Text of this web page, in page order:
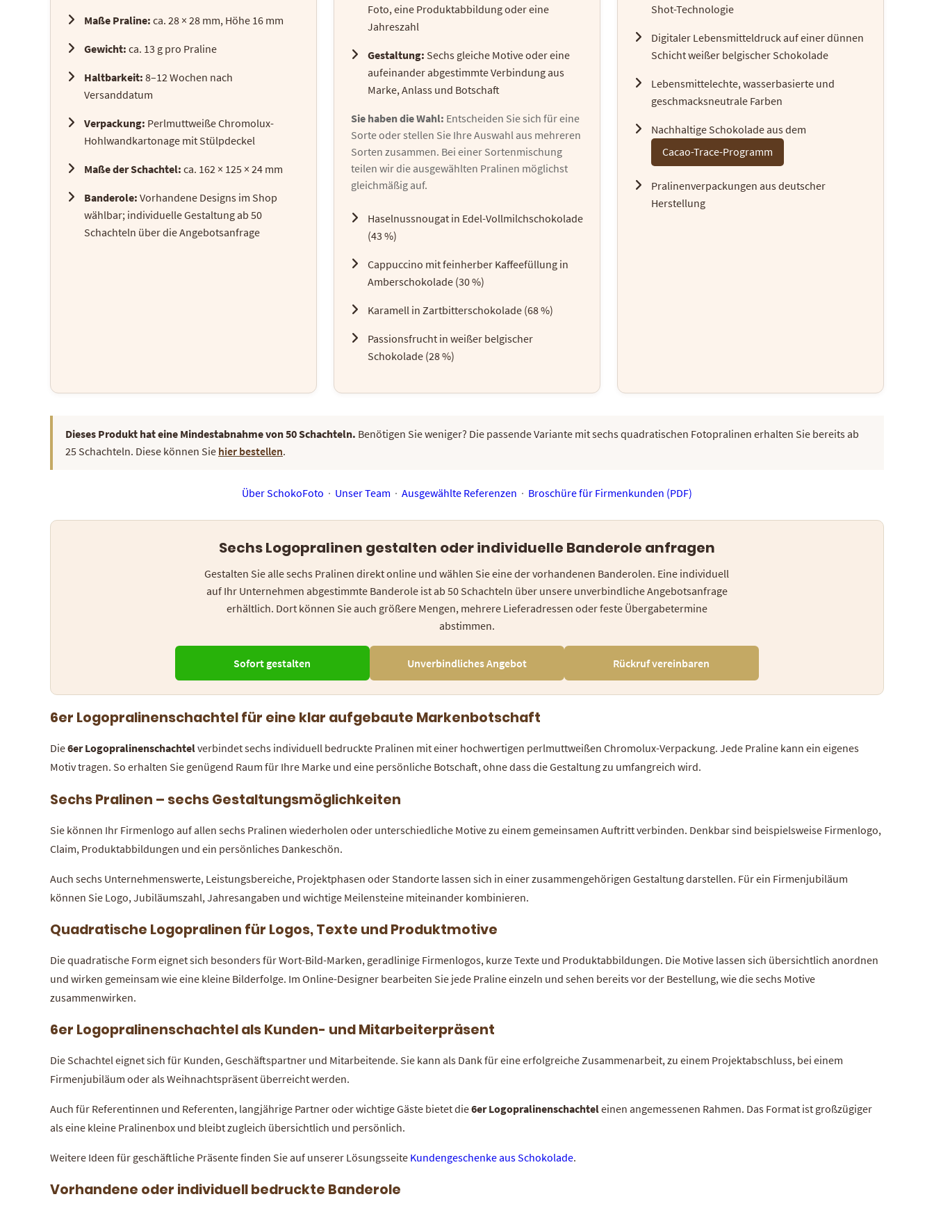
Maße Praline: ca. 28 × 28 mm, Höhe 16 mm
Gewicht: ca. 13 g pro Praline
Haltbarkeit: 8–12 Wochen nach
Versanddatum
Verpackung: Perlmuttweiße Chromolux-
Hohlwandkartonage mit Stülpdeckel
Maße der Schachtel: ca. 162 × 125 × 24 mm
Banderole: Vorhandene Designs im Shop
wählbar; individuelle Gestaltung ab 50
Schachteln über die Angebotsanfrage
Foto, eine Produktabbildung oder eine
Jahreszahl
Gestaltung: Sechs gleiche Motive oder eine
aufeinander abgestimmte Verbindung aus
Marke, Anlass und Botschaft
Sie haben die Wahl: Entscheiden Sie sich für eine
Sorte oder stellen Sie Ihre Auswahl aus mehreren
Sorten zusammen. Bei einer Sortenmischung
teilen wir die ausgewählten Pralinen möglichst
gleichmäßig auf.
Haselnussnougat in Edel-Vollmilchschokolade
(43 %)
Cappuccino mit feinherber Kaffeefüllung in
Amberschokolade (30 %)
Karamell in Zartbitterschokolade (68 %)
Passionsfrucht in weißer belgischer
Schokolade (28 %)
Shot-Technologie
Digitaler Lebensmitteldruck auf einer dünnen
Schicht weißer belgischer Schokolade
Lebensmittelechte, wasserbasierte und
geschmacksneutrale Farben
Nachhaltige Schokolade aus dem
Cacao-Trace-Programm
Pralinenverpackungen aus deutscher
Herstellung
Dieses Produkt hat eine Mindestabnahme von 50 Schachteln. Benötigen Sie weniger? Die passende Variante mit sechs quadratischen Fotopralinen erhalten Sie bereits ab
25 Schachteln. Diese können Sie hier bestellen.
Über SchokoFoto · Unser Team · Ausgewählte Referenzen · Broschüre für Firmenkunden (PDF)
Sechs Logopralinen gestalten oder individuelle Banderole anfragen
Gestalten Sie alle sechs Pralinen direkt online und wählen Sie eine der vorhandenen Banderolen. Eine individuell
auf Ihr Unternehmen abgestimmte Banderole ist ab 50 Schachteln über unsere unverbindliche Angebotsanfrage
erhältlich. Dort können Sie auch größere Mengen, mehrere Lieferadressen oder feste Übergabetermine
abstimmen.
Sofort gestalten Unverbindliches Angebot Rückruf vereinbaren
6er Logopralinenschachtel für eine klar aufgebaute Markenbotschaft
Die6er Logopralinenschachtelverbindet sechs individuell bedruckte Pralinen mit einer hochwertigen perlmuttweißen Chromolux-Verpackung. Jede Praline kann ein eigenes
Motiv tragen. So erhalten Sie genügend Raum für Ihre Marke und eine persönliche Botschaft, ohne dass die Gestaltung zu umfangreich wird.
Sechs Pralinen – sechs Gestaltungsmöglichkeiten
Sie können Ihr Firmenlogo auf allen sechs Pralinen wiederholen oder unterschiedliche Motive zu einem gemeinsamen Auftritt verbinden. Denkbar sind beispielsweise Firmenlogo,
Claim, Produktabbildungen und ein persönliches Dankeschön.
Auch sechs Unternehmenswerte, Leistungsbereiche, Projektphasen oder Standorte lassen sich in einer zusammengehörigen Gestaltung darstellen. Für ein Firmenjubiläum
können Sie Logo, Jubiläumszahl, Jahresangaben und wichtige Meilensteine miteinander kombinieren.
Quadratische Logopralinen für Logos, Texte und Produktmotive
Die quadratische Form eignet sich besonders für Wort-Bild-Marken, geradlinige Firmenlogos, kurze Texte und Produktabbildungen. Die Motive lassen sich übersichtlich anordnen
und wirken gemeinsam wie eine kleine Bilderfolge. Im Online-Designer bearbeiten Sie jede Praline einzeln und sehen bereits vor der Bestellung, wie die sechs Motive
zusammenwirken.
6er Logopralinenschachtel als Kunden- und Mitarbeiterpräsent
Die Schachtel eignet sich für Kunden, Geschäftspartner und Mitarbeitende. Sie kann als Dank für eine erfolgreiche Zusammenarbeit, zu einem Projektabschluss, bei einem
Firmenjubiläum oder als Weihnachtspräsent überreicht werden.
Auch für Referentinnen und Referenten, langjährige Partner oder wichtige Gäste bietet die6er Logopralinenschachteleinen angemessenen Rahmen. Das Format ist großzügiger
als eine kleine Pralinenbox und bleibt zugleich übersichtlich und persönlich.
Weitere Ideen für geschäftliche Präsente finden Sie auf unserer Lösungsseite Kundengeschenke aus Schokolade.
Vorhandene oder individuell bedruckte Banderole